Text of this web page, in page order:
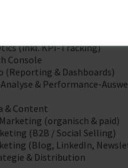
(inkl. KPI-Tracking)
Console
(Reporting & Dashboards)
& Performance-
& Content
(organisch & paid)
(B2B / Social Selling)
(Blog, LinkedIn,
& Distribution